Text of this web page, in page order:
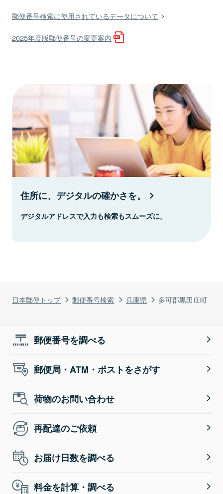
日本郵便トップ 郵便番号検索 兵庫県 多可郡黒田庄町
郵便番号検索に使用されているデータについて
2025年度版郵便番号の変更案内
住所に、デジタルの確かさを。
デジタルアドレスで入力も検索もスムーズに。
郵便番号を調べる
郵便局・ATM・ポストをさがす
荷物のお問い合わせ
再配達のご依頼
お届け日数を調べる
料金を計算・調べる